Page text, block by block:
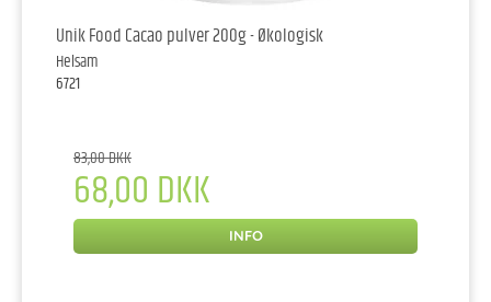
Unik Food Cacao pulver 200g - Økologisk
Helsam
6721
83,00 DKK
68,00 DKK
INFO